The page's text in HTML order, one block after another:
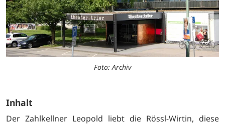
Foto: Archiv
Inhalt
Der Zahlkellner Leopold liebt die Rössl-Wirtin, diese